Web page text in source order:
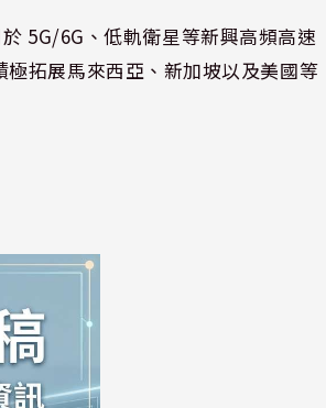
5G/6G、低軌衛星等新興高頻高速
拓展馬來西亞、新加坡以及美國等